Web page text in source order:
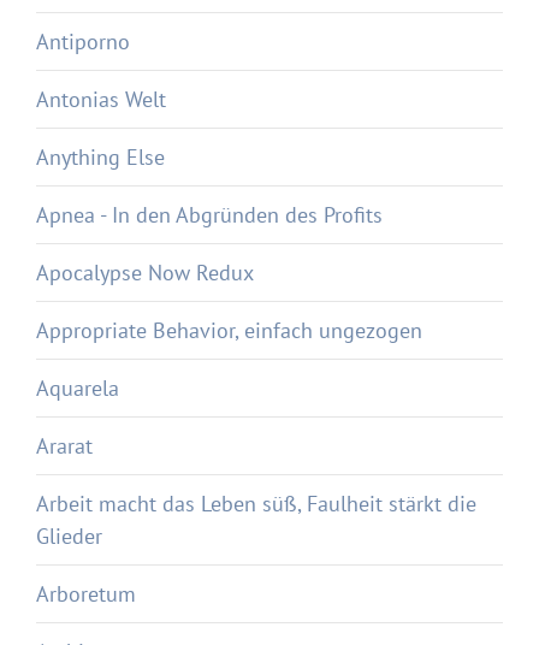
Antiporno
Antonias Welt
Anything Else
Apnea - In den Abgründen des Profits
Apocalypse Now Redux
Appropriate Behavior, einfach ungezogen
Aquarela
Ararat
Arbeit macht das Leben süß, Faulheit stärkt die
Glieder
Arboretum